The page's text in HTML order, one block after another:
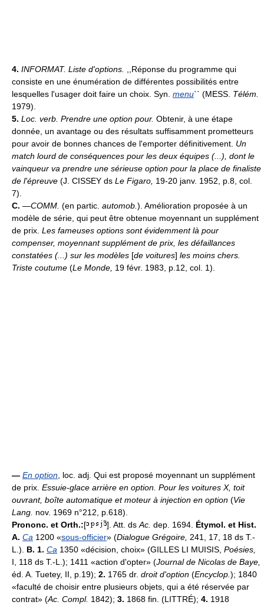
4. INFORMAT. Liste d'options. ,,Réponse du programme qui
consiste en une énumération de différentes possibilités entre
lesquelles l'usager doit faire un choix. Syn. menu`` (MESS. Télém.
1979).
5. Loc. verb. Prendre une option pour. Obtenir, à une étape
donnée, un avantage ou des résultats suffisamment prometteurs
pour avoir de bonnes chances de l'emporter définitivement. Un
match lourd de conséquences pour les deux équipes (...), dont le
vainqueur va prendre une sérieuse option pour la place de finaliste
de l'épreuve (J. CISSEY ds Le Figaro, 19-20 janv. 1952, p.8, col.
7).
C. —COMM. (en partic. automob.). Amélioration proposée à un
modèle de série, qui peut être obtenue moyennant un supplément
de prix. Les fameuses options sont évidemment là pour
compenser, moyennant supplément de prix, les défaillances
constatées (...) sur les modèles [de voitures] les moins chers.
Triste coutume (Le Monde, 19 févr. 1983, p.12, col. 1).
— En option, loc. adj. Qui est proposé moyennant un supplément
de prix. Essuie-glace arrière en option. Pour les voitures X, toit
ouvrant, boîte automatique et moteur à injection en option (Vie
Lang. nov. 1969 n°212, p.618).
Prononc. et Orth.:[ ]. Att. dsAc. dep. 1694. Étymol. et Hist.
A. Ca 1200 «sous-officier» (Dialogue Grégoire, 241, 17, 18 ds T.-
L.). B. 1. Ca 1350 «décision, choix» (GILLES LI MUISIS, Poésies,
I, 118 ds T.-L.); 1411 «action d'opter» (Journal de Nicolas de Baye,
éd. A. Tuetey, II, p.19); 2. 1765 dr. droit d'option (Encyclop.); 1840
«faculté de choisir entre plusieurs objets, qui a été réservée par
contrat» (Ac. Compl. 1842); 3. 1868 fin. (LITTRÉ); 4. 1918